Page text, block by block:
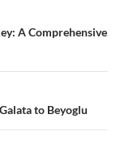
A Comprehensive
to Beyoglu